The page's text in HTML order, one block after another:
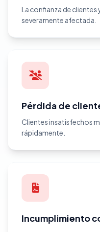
La confianza de clientes
severamente afectada.
Pérdida de
Clientes insatisfechos
rápidamente.
Incumplimiento